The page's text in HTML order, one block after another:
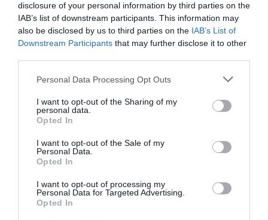
disclosure of your personal information by third parties on the
IAB’s list of downstream participants. This information may
also be disclosed by us to third parties on the IAB’s List of
Downstream Participants that may further disclose it to other
Personal Data Processing Opt Outs
I want to opt-out of the Sharing of my
personal data.
Opted In
I want to opt-out of the Sale of my
Personal Data.
Opted In
I want to opt-out of processing my
Personal Data for Targeted Advertising.
Opted In